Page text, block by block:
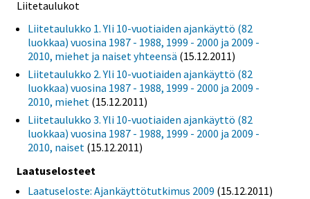
Liitetaulukot
Liitetaulukko 1. Yli 10-vuotiaiden ajankäyttö (82
luokkaa) vuosina 1987 - 1988, 1999 - 2000 ja 2009 -
2010, miehet ja naiset yhteensä (15.12.2011)
Liitetaulukko 2. Yli 10-vuotiaiden ajankäyttö (82
luokkaa) vuosina 1987 - 1988, 1999 - 2000 ja 2009 -
2010, miehet (15.12.2011)
Liitetaulukko 3. Yli 10-vuotiaiden ajankäyttö (82
luokkaa) vuosina 1987 - 1988, 1999 - 2000 ja 2009 -
2010, naiset (15.12.2011)
Laatuselosteet
Laatuseloste: Ajankäyttötutkimus 2009 (15.12.2011)